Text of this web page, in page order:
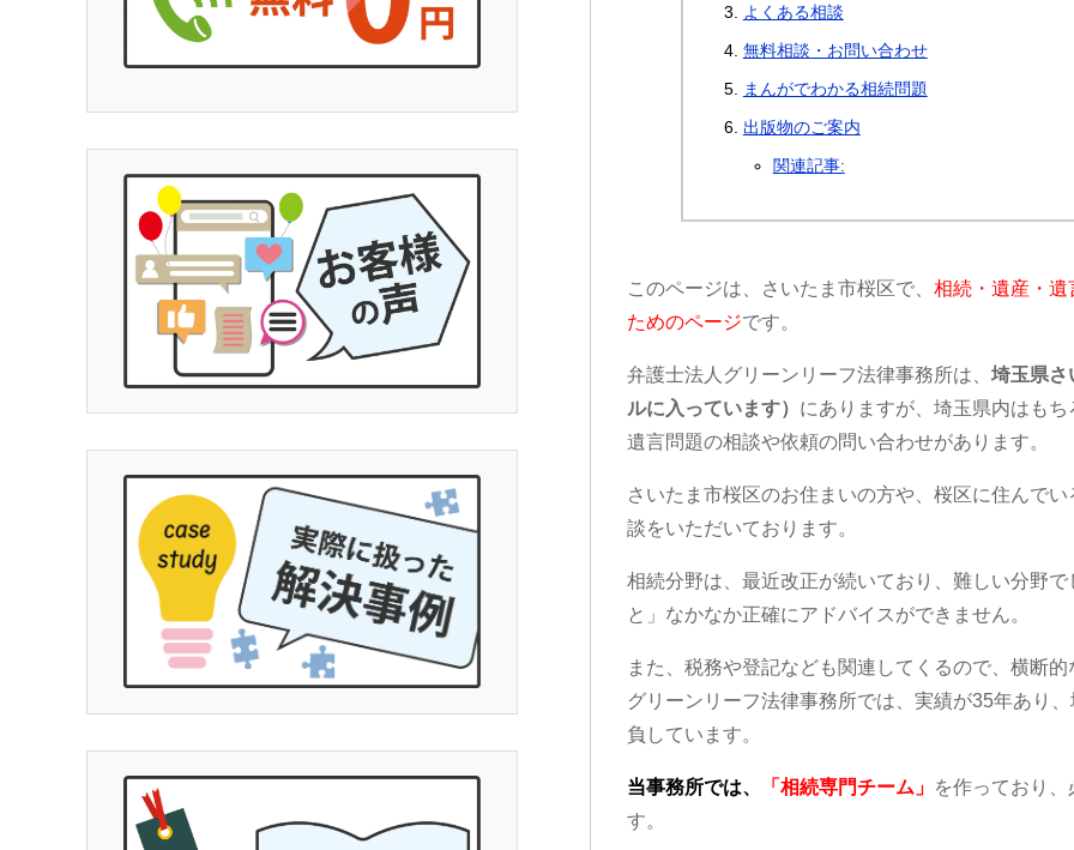
よくある相談
無料相談・お問い合わせ
まんがでわかる相続問題
出版物のご案内
関連記事:
このページは、さいたま市桜区で、 相続・遺産・
ためのページです。
弁護士法人グリーンリーフ法律事務所は、 埼玉県さ
ルに入っています） にありますが、埼玉県内はも
遺言問題の相談や依頼の問い合わせがあります。
さいたま市桜区のお住まいの方や、桜区に住んで
談をいただいております。
相続分野は、最近改正が続いており、難しい分野
と」なかなか正確にアドバイスができません。
また、税務や登記なども関連してくるので、横断
グリーンリーフ法律事務所では、実績が35年あり
負しています。
当事務所では、 「相続専門チーム」 を作っており
す。